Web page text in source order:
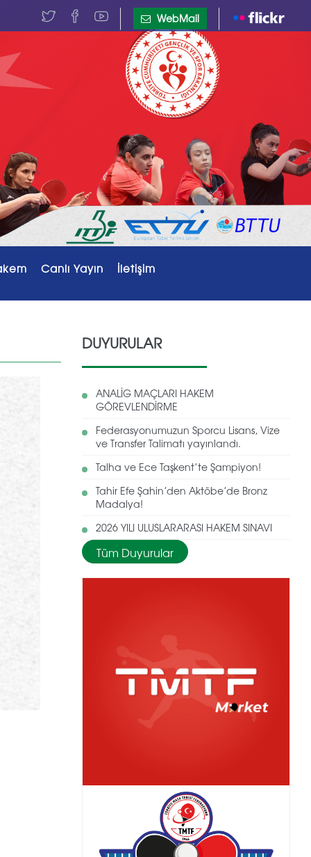
WebMail
Canlı Yayın İletişim
DUYURULAR
ANALİG MAÇLARI HAKEM
GÖREVLENDİRME
Federasyonumuzun Sporcu Lisans, Vize
ve Transfer Talimatı yayınlandı.
Talha ve Ece Taşkent’te Şampiyon!
Tahir Efe Şahin’den Aktöbe’de Bronz
Madalya!
2026 YILI ULUSLARARASI HAKEM SINAVI
Tüm Duyurular